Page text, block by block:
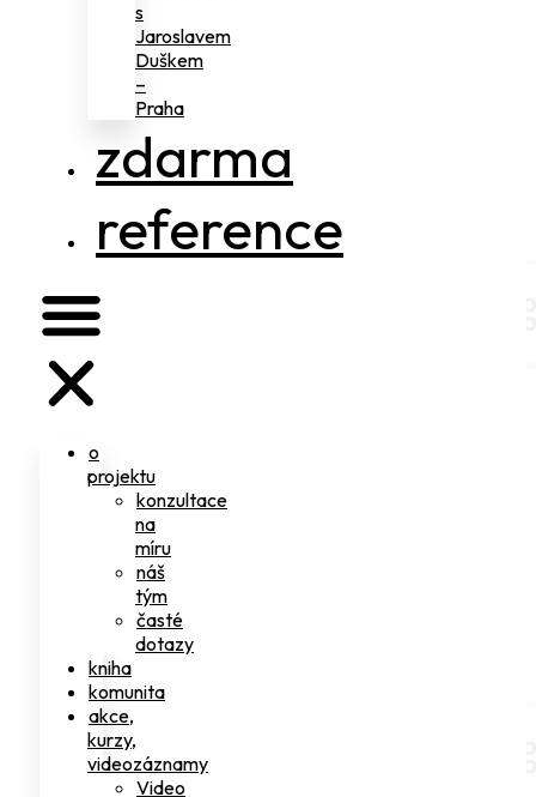
s
Jaroslavem
Duškem
–
Praha
zdarma
reference
o
projektu
konzultace
na
míru
náš
tým
časté
dotazy
kniha
komunita
akce,
kurzy,
videozáznamy
Video